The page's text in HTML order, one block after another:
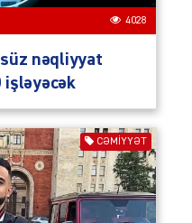
4028
nəqliyyat
işləyəcək
CƏMIYYƏT